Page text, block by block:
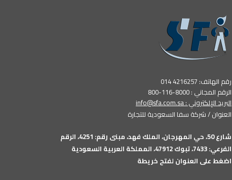
رقم الهاتف: 4216257 014
الرقم المجاني : 8000-116-800
البريد الإلكتروني :info@sfa.com.sa
العنوان / شركة سفا السعودية للتجارة
شارع 50، حي المهرجان، الملك فهد، مبنى رقم: 4251، الرقم
الفرعي: 7433، تبوك 47912، المملكة العربية السعودية
اضغط على العنوان لفتح خريطة